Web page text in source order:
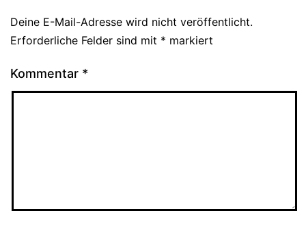
Deine E-Mail-Adresse wird nicht veröffentlicht.
Erforderliche Felder sind mit * markiert
Kommentar *